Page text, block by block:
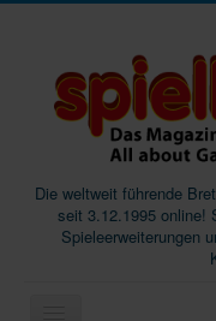
Die weltweit führende
seit 3.12.1995 online!
Spieleerweiterungen